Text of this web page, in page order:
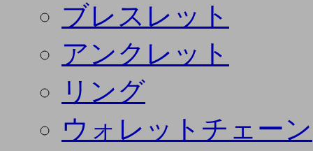
ブレスレット
アンクレット
リング
ウォレットチェーン